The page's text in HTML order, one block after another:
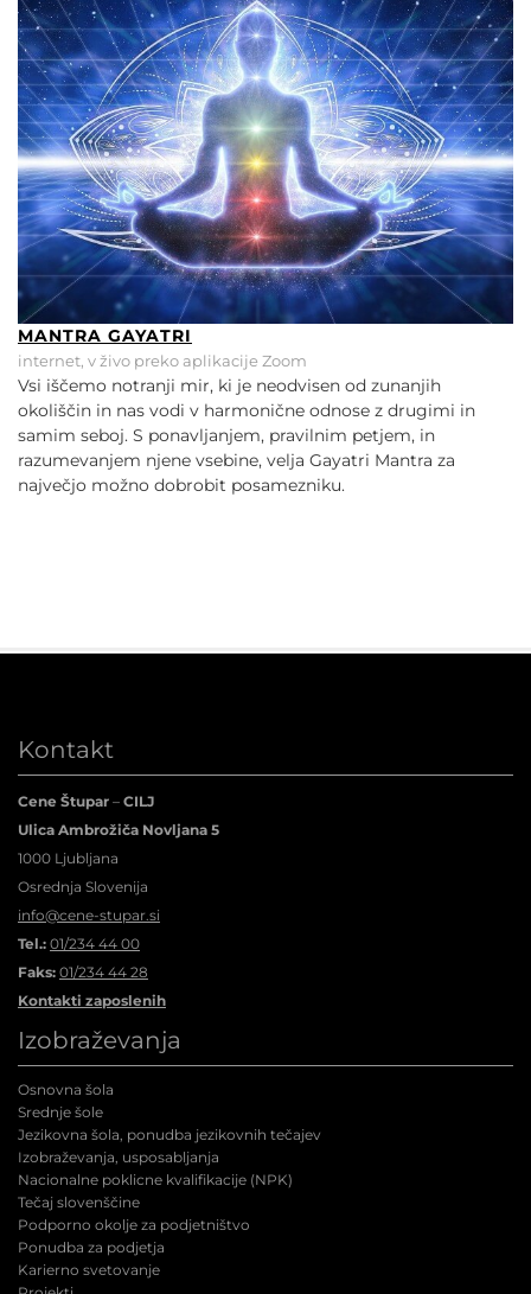
MANTRA GAYATRI
internet, v živo preko aplikacije Zoom
Vsi iščemo notranji mir, ki je neodvisen od zunanjih
okoliščin in nas vodi v harmonične odnose z drugimi in
samim seboj. S ponavljanjem, pravilnim petjem, in
razumevanjem njene vsebine, velja Gayatri Mantra za
največjo možno dobrobit posamezniku.
Kontakt
Cene Štupar – CILJ
Ulica Ambrožiča Novljana 5
1000 Ljubljana
Osrednja Slovenija
info@cene-stupar.si
Tel.: 01/234 44 00
Faks: 01/234 44 28
Kontakti zaposlenih
Izobraževanja
Osnovna šola
Srednje šole
Jezikovna šola, ponudba jezikovnih tečajev
Izobraževanja, usposabljanja
Nacionalne poklicne kvalifikacije (NPK)
Tečaj slovenščine
Podporno okolje za podjetništvo
Ponudba za podjetja
Karierno svetovanje